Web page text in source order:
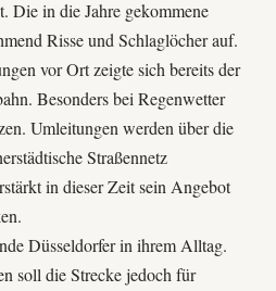
Die in die Jahre gekommene
Risse und Schlaglöcher auf.
vor Ort zeigte sich bereits der
Besonders bei Regenwetter
Umleitungen werden über die
Straßennetz
in dieser Zeit sein Angebot
Düsseldorfer in ihrem Alltag.
soll die Strecke jedoch für